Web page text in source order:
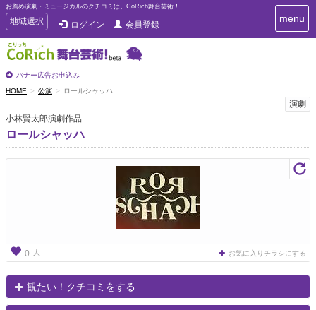
お薦め演劇・ミュージカルのクチコミは、CoRich舞台芸術！
T
o
g
g
e
n
a
v
i
g
地域選択 ログイン 会員登録
バナー広告お申込み
T
o
i
g
menu
HOME 公演 ロールシャッハ
演劇
小林賢太郎演劇作品
ロールシャッハ
0 人 お気に入りチラシにする
観たい！クチコミをする